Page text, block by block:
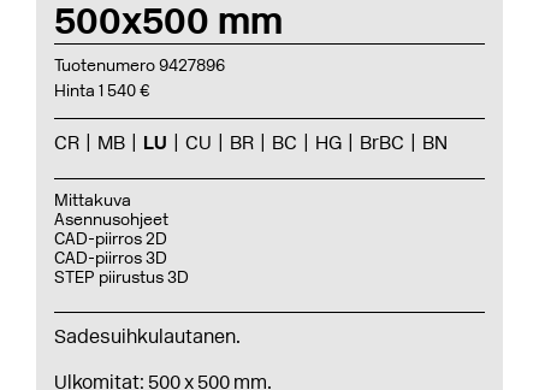
500x500 mm
Tuotenumero 9427896
Hinta 1 540 €
CR MB LU CU BR BC HG BrBC BN
Mittakuva
Asennusohjeet
CAD-piirros 2D
CAD-piirros 3D
STEP piirustus 3D
Sadesuihkulautanen.
Ulkomitat: 500 x 500 mm.